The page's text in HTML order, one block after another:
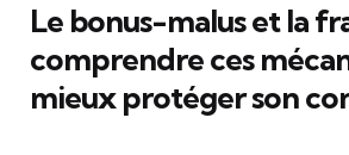
Le bonus-malus et la
comprendre ces
mieux protéger son